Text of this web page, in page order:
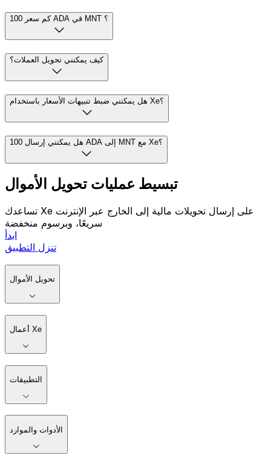
كم سعر 100 ADA في MNT ؟
كيف يمكنني تحويل العملات؟
هل يمكنني ضبط تنبيهات الأسعار باستخدام Xe؟
هل يمكنني إرسال 100 ADA إلى MNT مع Xe؟
تبسيط عمليات تحويل الأموال
تساعدك Xe على إرسال تحويلات مالية إلى الخارج عبر الإنترنت
سريعًا، وبرسوم منخفضة
ابدأ
تنزل التطبيق
تحويل الأموال
أعمال Xe
التطبيقات
الأدوات والموارد